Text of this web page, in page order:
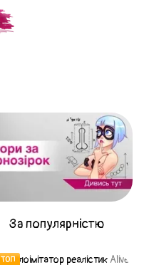
За популярністю
ТОП